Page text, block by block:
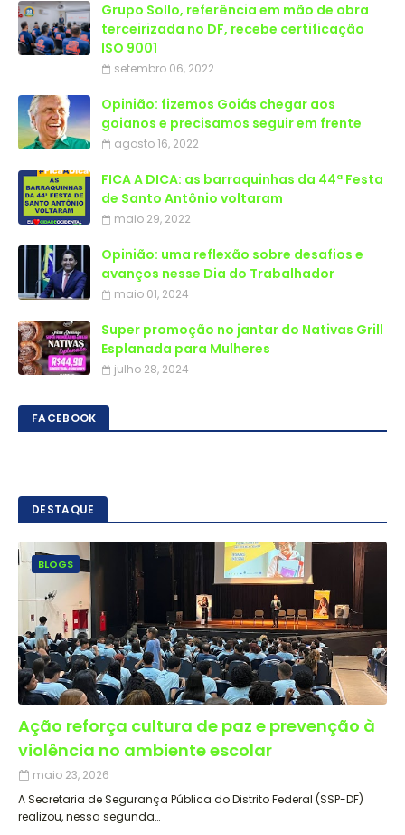
Grupo Sollo, referência em mão de obra
terceirizada no DF, recebe certificação
ISO 9001
setembro 06, 2022
Opinião: fizemos Goiás chegar aos
goianos e precisamos seguir em frente
agosto 16, 2022
FICA A DICA: as barraquinhas da 44ª Festa
de Santo Antônio voltaram
maio 29, 2022
Opinião: uma reflexão sobre desafios e
avanços nesse Dia do Trabalhador
maio 01, 2024
Super promoção no jantar do Nativas Grill
Esplanada para Mulheres
julho 28, 2024
FACEBOOK
DESTAQUE
BLOGS
Ação reforça cultura de paz e prevenção à
violência no ambiente escolar
maio 23, 2026
A Secretaria de Segurança Pública do Distrito Federal (SSP-DF)
realizou, nessa segunda…